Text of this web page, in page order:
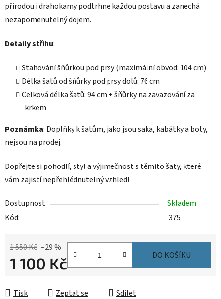
přírodou i drahokamy podtrhne každou postavu a zanechá
nezapomenutelný dojem.
Detaily střihu:
Stahování šňůrkou pod prsy (maximální obvod: 104 cm)
Délka šatů od šňůrky pod prsy dolů: 76 cm
Celková délka šatů: 94 cm + šňůrky na zavazování za
krkem
Poznámka: Doplňky k šatům, jako jsou saka, kabátky a boty,
nejsou na prodej.
Dopřejte si pohodlí, styl a výjimečnost s těmito šaty, které
vám zajistí nepřehlédnutelný vzhled!
Dostupnost
Skladem
Kód:
375
1 550 Kč –29 %
1 100 Kč DO KOŠÍKU
Tisk Zeptat se Sdílet